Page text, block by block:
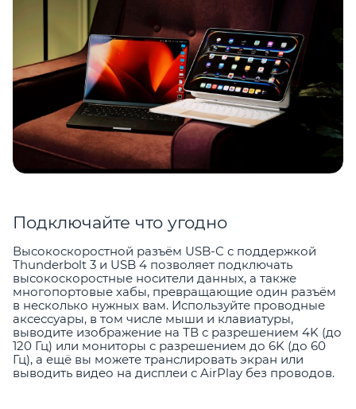
Подключайте что угодно
Высокоскоростной разъём USB-C с поддержкой
Thunderbolt 3 и USB 4 позволяет подключать
высокоскоростные носители данных, а также
многопортовые хабы, превращающие один разъём
в несколько нужных вам. Используйте проводные
аксессуары, в том числе мыши и клавиатуры,
выводите изображение на ТВ с разрешением 4K (до
120 Гц) или мониторы с разрешением до 6K (до 60
Гц), а ещё вы можете транслировать экран или
выводить видео на дисплеи с AirPlay без проводов.